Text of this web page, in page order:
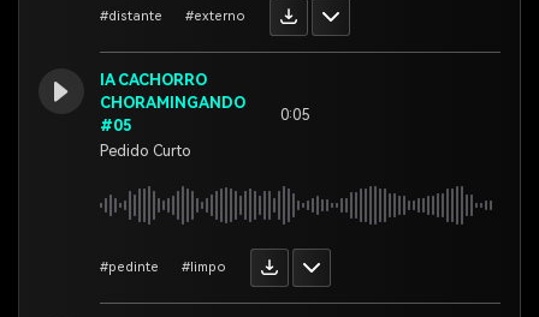
#distante #externo
IA CACHORRO
CHORAMINGANDO
#05
Pedido Curto
0:05
#pedinte #limpo